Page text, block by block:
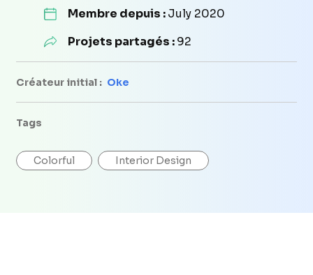
Membre depuis :July 2020
Projets partagés :92
Créateur initial : Oke
Tags
Colorful Interior Design